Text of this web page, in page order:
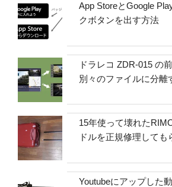
App StoreとGoogle
クボタンを出す方法
ドラレコ ZDR-015 の
別々のファイルに分離
15年使って壊れた
ドルを正規修理しても
Youtubeにアップした